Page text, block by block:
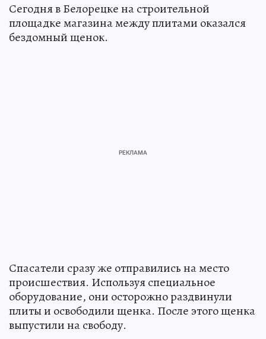
Сегодня в Белорецке на строительной
площадке магазина между плитами оказался
бездомный щенок.
Спасатели сразу же отправились на место
происшествия. Используя специальное
оборудование, они осторожно раздвинули
плиты и освободили щенка. После этого щенка
выпустили на свободу.